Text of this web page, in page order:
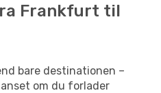
Frankfurt til
bare destinationen –
om du forlader